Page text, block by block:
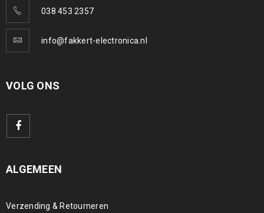
038 453 2357
info@fakkert-electronica.nl
VOLG ONS
ALGEMEEN
Verzending & Retourneren